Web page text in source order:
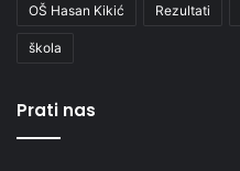
OŠ Hasan Kikić Rezultati
škola
Prati nas